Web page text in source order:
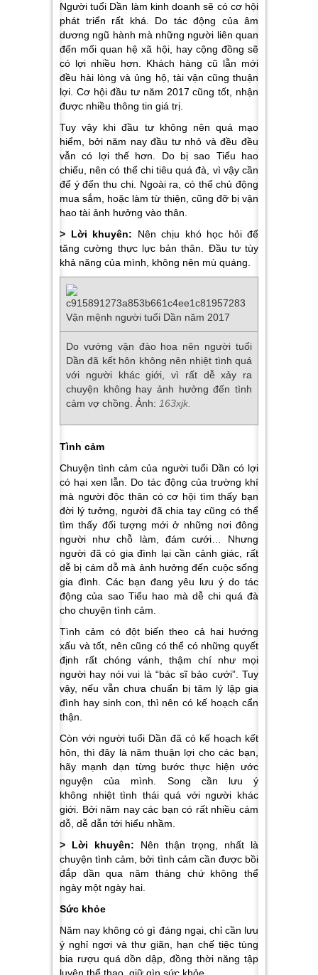
Người tuổi Dần làm kinh doanh sẽ có cơ hội
phát triển rất khá. Do tác động của âm
dương ngũ hành mà những người liên quan
đến mối quan hệ xã hội, hay cộng đồng sẽ
có lợi nhiều hơn. Khách hàng cũ lẫn mới
đều hài lòng và ủng hộ, tài vận cũng thuận
lợi. Cơ hội đầu tư năm 2017 cũng tốt, nhận
được nhiều thông tin giá trị.
Tuy vậy khi đầu tư không nên quá mạo
hiểm, bởi năm nay đầu tư nhỏ và đều đều
vẫn có lợi thế hơn. Do bị sao Tiểu hao
chiếu, nên có thể chi tiêu quá đà, vì vậy cần
để ý đến thu chi. Ngoài ra, có thể chủ động
mua sắm, hoặc làm từ thiện, cũng đỡ bị vận
hao tài ảnh hưởng vào thân.
> Lời khuyên: Nên chịu khó học hỏi để
tăng cường thực lực bản thân. Đầu tư tùy
khả năng của mình, không nên mù quáng.
Do vướng vận đào hoa nên người tuổi
Dần đã kết hôn không nên nhiệt tình quá
với người khác giới, vì rất dễ xảy ra
chuyện không hay ảnh hưởng đến tình
cảm vợ chồng. Ảnh: 163xjk.
Tình cảm
Chuyện tình cảm của người tuổi Dần có lợi
có hại xen lẫn. Do tác động của trường khí
mà người độc thân có cơ hội tìm thấy bạn
đời lý tưởng, người đã chia tay cũng có thể
tìm thấy đối tượng mới ở những nơi đông
người như chỗ làm, đám cưới… Nhưng
người đã có gia đình lại cần cảnh giác, rất
dễ bị cám dỗ mà ảnh hưởng đến cuộc sống
gia đình. Các bạn đang yêu lưu ý do tác
động của sao Tiểu hao mà dễ chi quá đà
cho chuyện tình cảm.
Tình cảm có đột biến theo cả hai hướng
xấu và tốt, nên cũng có thể có những quyết
định rất chóng vánh, thậm chí như mọi
người hay nói vui là “bác sĩ bảo cưới”. Tuy
vậy, nếu vẫn chưa chuẩn bị tâm lý lập gia
đình hay sinh con, thì nên có kế hoạch cẩn
thận.
Còn với người tuổi Dần đã có kế hoạch kết
hôn, thì đây là năm thuận lợi cho các bạn,
hãy mạnh dạn từng bước thực hiện ước
nguyện của mình. Song cần lưu ý
không nhiệt tình thái quá với người khác
giới. Bởi năm nay các bạn có rất nhiều cám
dỗ, dễ dẫn tới hiểu nhầm.
> Lời khuyên: Nên thận trọng, nhất là
chuyện tình cảm, bởi tình cảm cần được bồi
đắp dần qua năm tháng chứ không thể
ngày một ngày hai.
Sức khỏe
Năm nay không có gì đáng ngại, chỉ cần lưu
ý nghỉ ngơi và thư giãn, hạn chế tiệc tùng
bia rượu quá dồn dập, đồng thời năng tập